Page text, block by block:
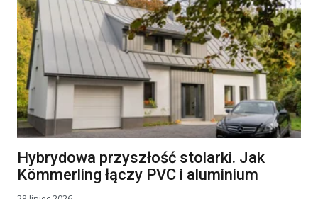
Hybrydowa przyszłość stolarki. Jak
Kömmerling łączy PVC i aluminium